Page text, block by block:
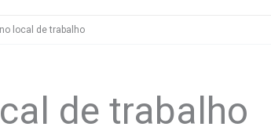
local de trabalho
de trabalho